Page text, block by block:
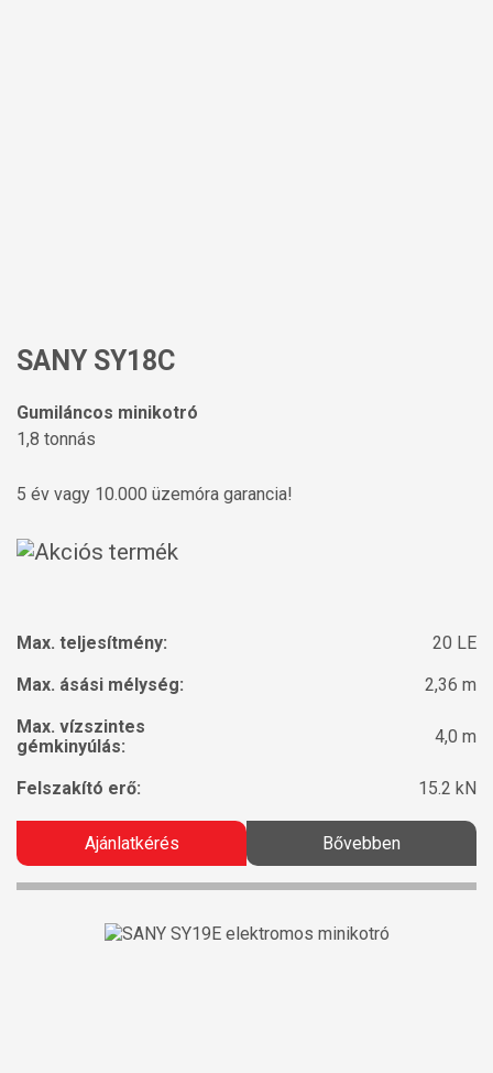
SANY SY18C
Gumiláncos minikotró
1,8 tonnás
5 év vagy 10.000 üzemóra garancia!
Max. teljesítmény:
20 LE
Max. ásási mélység:
2,36 m
Max. vízszintes
gémkinyúlás:
4,0 m
Felszakító erő: 15.2 kN
Ajánlatkérés Bővebben